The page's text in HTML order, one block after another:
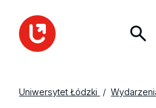
Uniwersytet Łódzki